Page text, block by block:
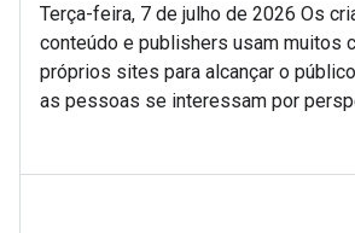
Terça-feira, 7 de julho de 2026 Os
conteúdo e publishers usam muitos
próprios sites para alcançar o
as pessoas se interessam por